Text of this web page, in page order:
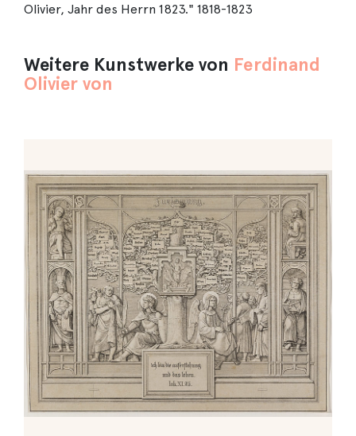
Olivier, Jahr des Herrn 1823." 1818-1823
Weitere Kunstwerke von Ferdinand
Olivier von